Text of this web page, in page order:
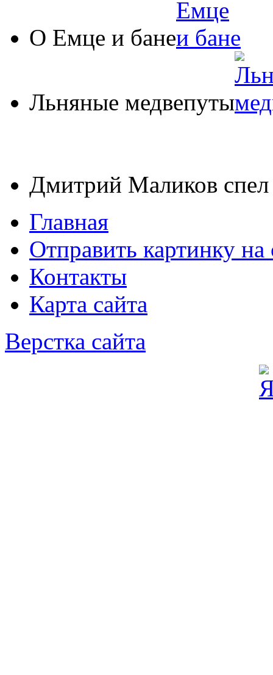
О Емце и бане
Льняные медвепуты
Дмитрий Маликов
Главная
Отправить картинку на
Контакты
Карта сайта
Верстка сайта